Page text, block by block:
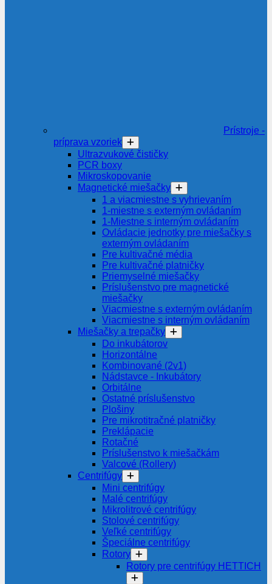
Prístroje -
príprava vzoriek
Ultrazvukové čističky
PCR boxy
Mikroskopovanie
Magnetické miešačky
1 a viacmiestne s vyhrievaním
1-miestne s externým ovládaním
1-Miestne s interným ovládaním
Ovládacie jednotky pre miešačky s
externým ovládaním
Pre kultivačné média
Pre kultivačné platničky
Priemyselné miešačky
Príslušenstvo pre magnetické
miešačky
Viacmiestne s externým ovládaním
Viacmiestne s interným ovládaním
Miešačky a trepačky
Do inkubátorov
Horizontálne
Kombinované (2v1)
Nádstavce - Inkubátory
Orbitálne
Ostatné príslušenstvo
Plošiny
Pre mikrotitračné platničky
Preklápacie
Rotačné
Príslušenstvo k miešačkám
Valcové (Rollery)
Centrifúgy
Mini centrifúgy
Malé centrifúgy
Mikrolitrové centrifúgy
Stolové centrifúgy
Veľké centrifúgy
Špeciálne centrifúgy
Rotory
Rotory pre centrifúgy HETTICH